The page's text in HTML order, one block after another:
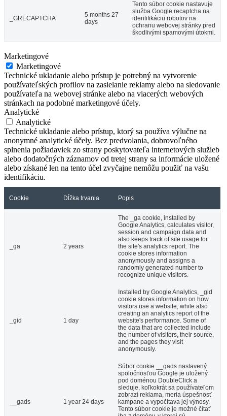
_GRECAPTCHA
5 months 27
days
Tento súbor cookie nastavuje
služba Google recaptcha na
identifikáciu robotov na
ochranu webovej stránky pred
škodlivými spamovými útokmi.
Marketingové
Marketingové
Technické ukladanie alebo prístup je potrebný na vytvorenie
používateľských profilov na zasielanie reklamy alebo na sledovanie
používateľa na webovej stránke alebo na viacerých webových
stránkach na podobné marketingové účely.
Analytické
Analytické
Technické ukladanie alebo prístup, ktorý sa používa výlučne na
anonymné analytické účely. Bez predvolania, dobrovoľného
splnenia požiadaviek zo strany poskytovateľa internetových služieb
alebo dodatočných záznamov od tretej strany sa informácie uložené
alebo získané len na tento účel zvyčajne nemôžu použiť na vašu
identifikáciu.
Cookie Dĺžka trvania Popis
_ga 2 years
The _ga cookie, installed by
Google Analytics, calculates visitor,
session and campaign data and
also keeps track of site usage for
the site's analytics report. The
cookie stores information
anonymously and assigns a
randomly generated number to
recognize unique visitors.
_gid 1 day
Installed by Google Analytics, _gid
cookie stores information on how
visitors use a website, while also
creating an analytics report of the
website's performance. Some of
the data that are collected include
the number of visitors, their source,
and the pages they visit
anonymously.
__gads 1 year 24 days
Súbor cookie __gads nastavený
spoločnosťou Google je uložený
pod doménou DoubleClick a
sleduje, koľkokrát sa používateľom
zobrazí reklama, meria úspešnosť
kampane a vypočítava jej výnosy.
Tento súbor cookie je možné čítať